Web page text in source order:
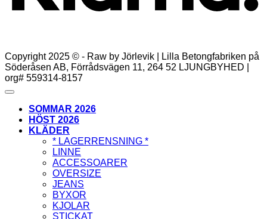
Copyright 2025 © - Raw by Jörlevik | Lilla Betongfabriken på
Söderåsen AB, Förrådsvägen 11, 264 52 LJUNGBYHED |
org# 559314-8157
SOMMAR 2026
HÖST 2026
KLÄDER
* LAGERRENSNING *
LINNE
ACCESSOARER
OVERSIZE
JEANS
BYXOR
KJOLAR
STICKAT